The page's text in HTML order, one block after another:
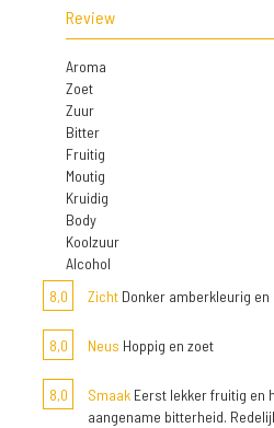
Review
Aroma
Zoet
Zuur
Bitter
Fruitig
Moutig
Kruidig
Body
Koolzuur
Alcohol
8,0
Zicht Donker amberkleurig
8,0 Neus Hoppig en zoet
8,0 Smaak Eerst lekker fruitig en
aangename bitterheid.